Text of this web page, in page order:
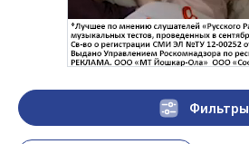
Фильтры